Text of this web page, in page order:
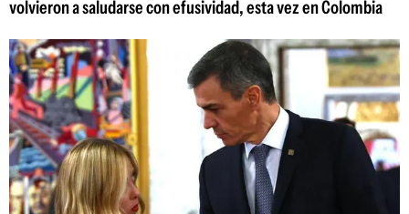
volvieron a saludarse con efusividad, esta vez en Colombia